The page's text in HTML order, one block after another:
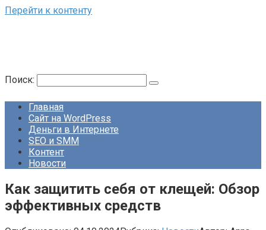
Перейти к контенту
Поиск:
Главная
Сайт на WordPress
Деньги в Интернете
SEO и SMM
Контент
Новости
Как защитить себя от клещей: Обзор
эффективных средств